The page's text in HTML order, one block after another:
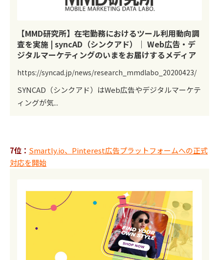
【MMD研究所】在宅勤務におけるツール利用動向調
査を実施 | syncAD（シンクアド）｜ Web広告・デ
ジタルマーケティングのいまをお届けするメディア
https://syncad.jp/news/research_mmdlabo_20200423/
SYNCAD（シンクアド）はWeb広告やデジタルマーケテ
ィングが気...
7位： Smartly.io、Pinterest広告プラットフォームへの正式
対応を開始